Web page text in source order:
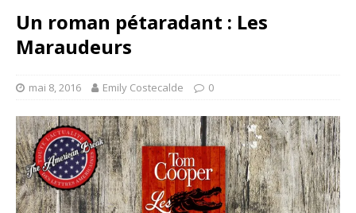
Un roman pétaradant : Les
Maraudeurs
mai 8, 2016 Emily Costecalde 0